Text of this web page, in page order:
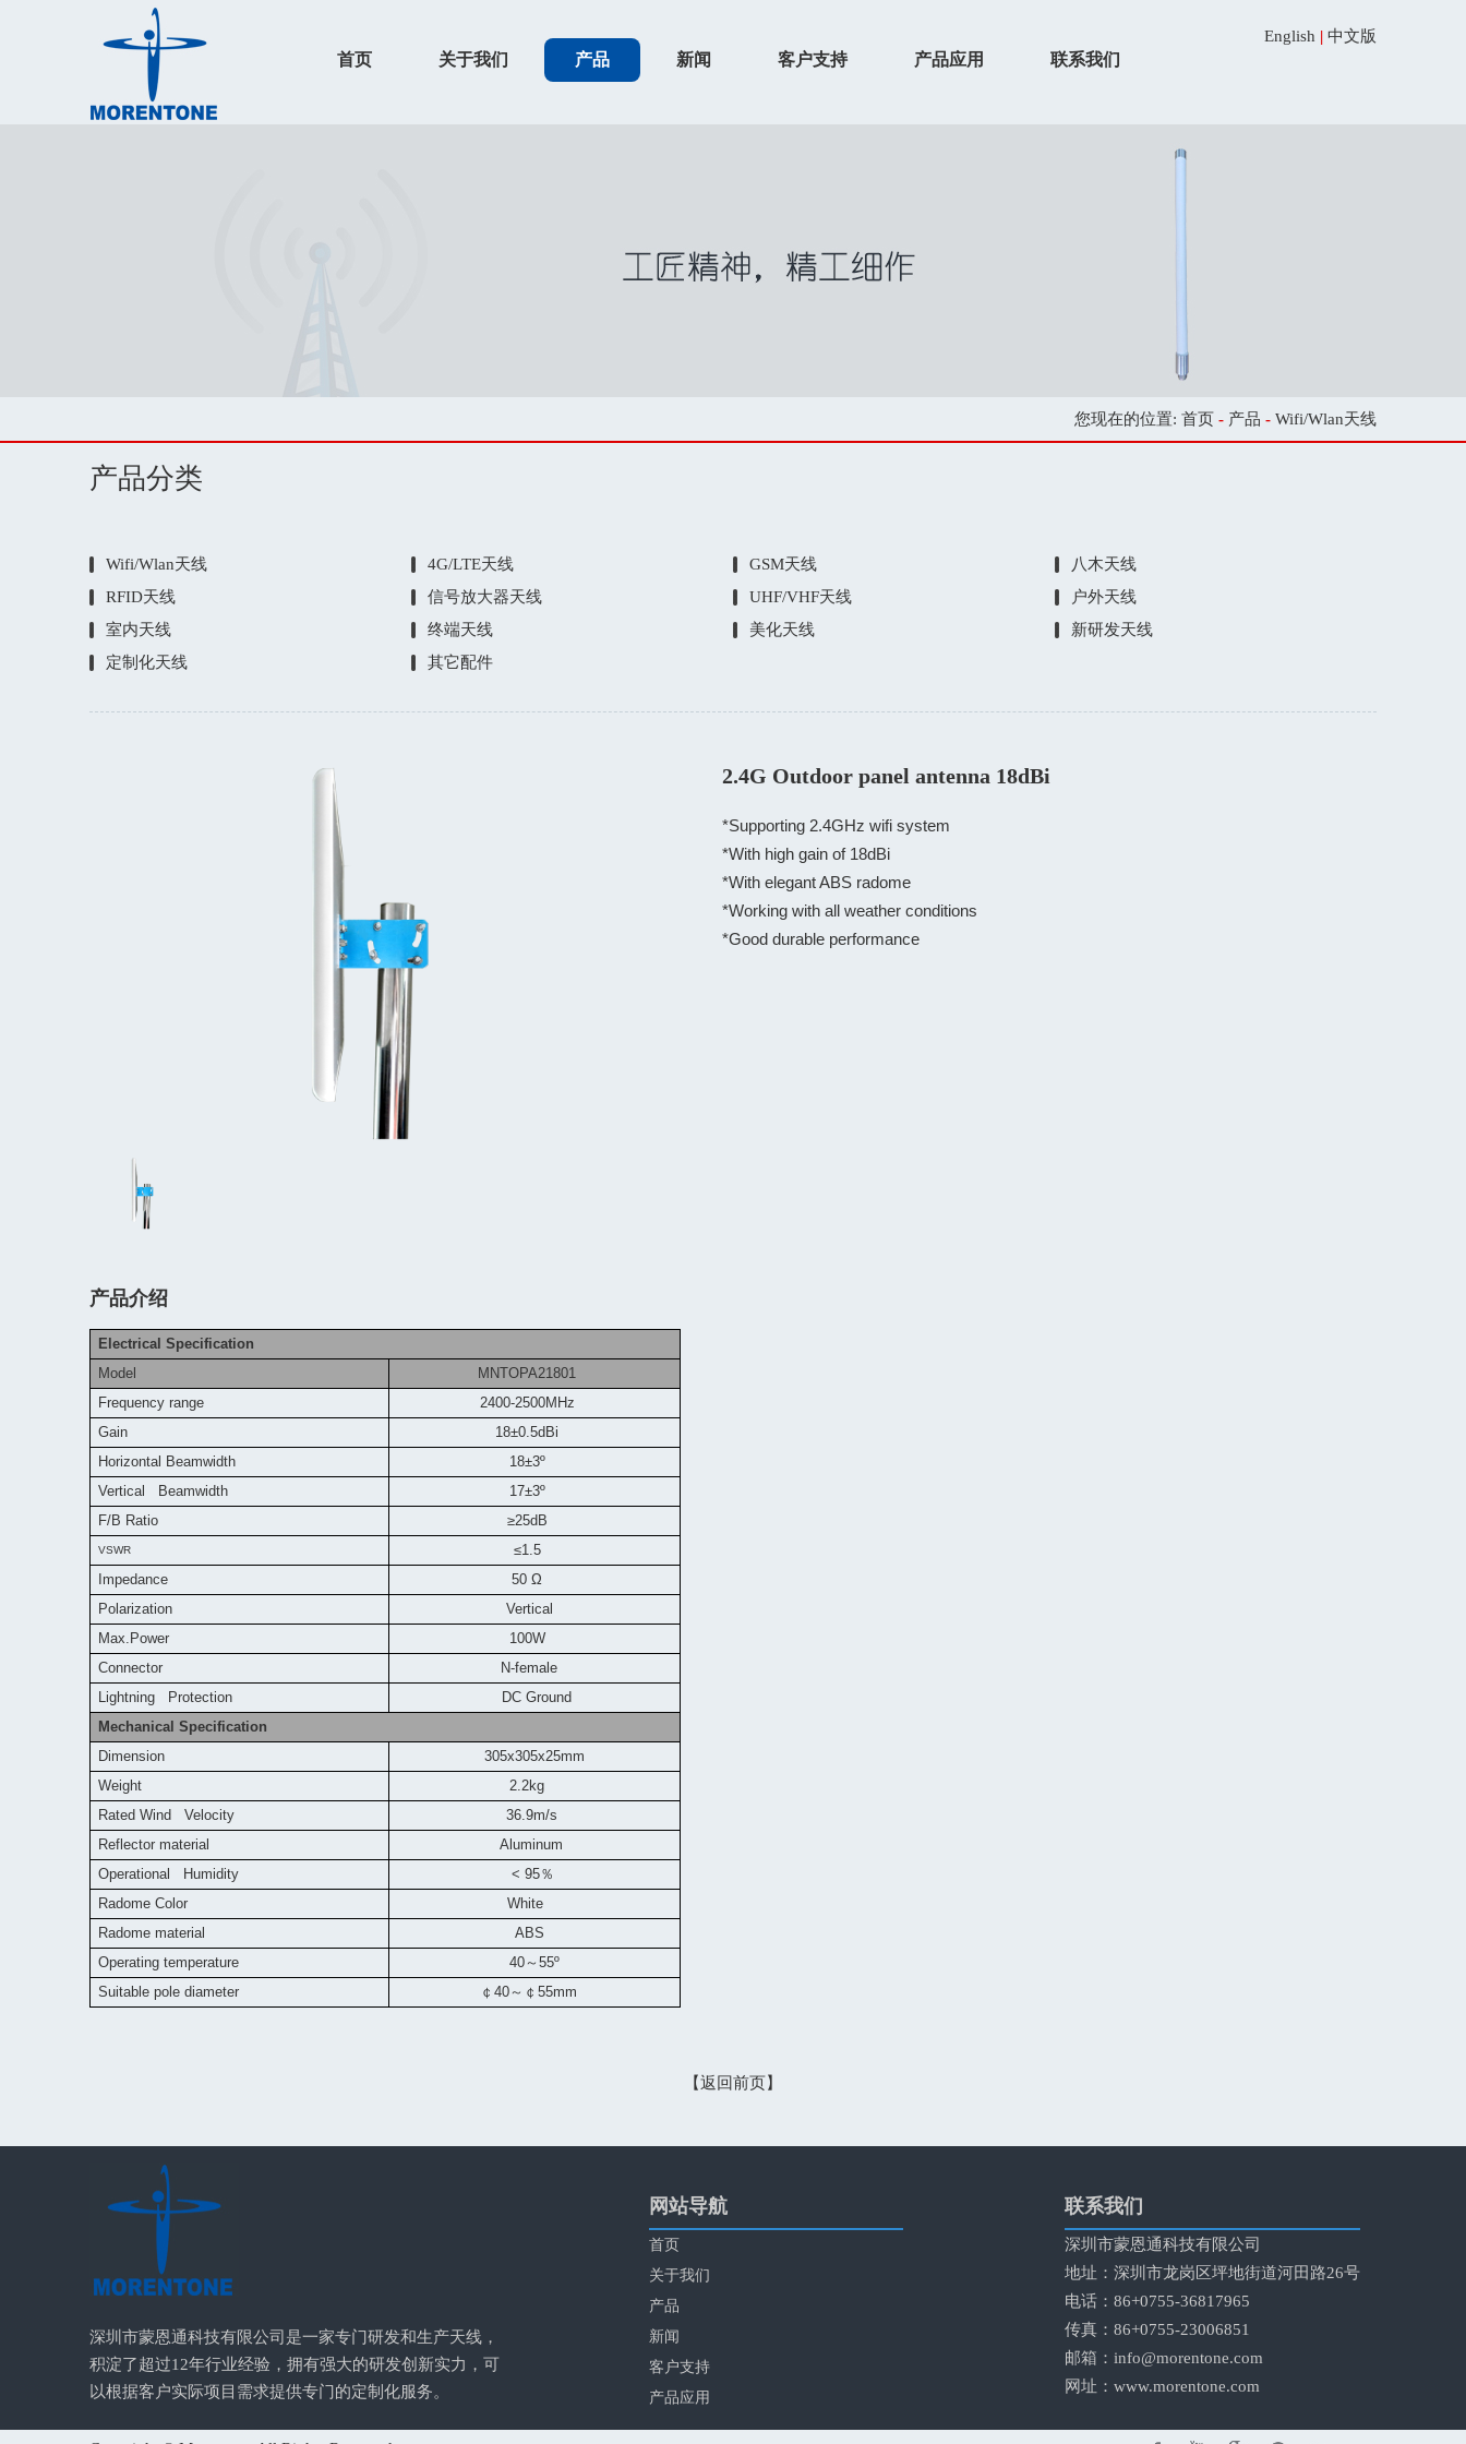
首页 关于我们 产品 新闻 客户支持 产品应用 联系我们
English | 中文版
您现在的位置: 首页 - 产品 - Wifi/Wlan天线
产品分类
Wifi/Wlan天线 4G/LTE天线 GSM天线
八木天线
RFID天线
信号放大器天线 UHF/VHF天线
户外天线
室内天线
终端天线 美化天线
新研发天线
定制化天线
其它配件
2.4G Outdoor panel antenna 18dBi
*Supporting 2.4GHz wifi system
*With high gain of 18dBi
*With elegant ABS radome
*Working with all weather conditions
*Good durable performance
产品介绍
Electrical Specification
Model
MNTOPA21801
Frequency range
2400-2500MHz
Gain
18±0.5dBi
Horizontal Beamwidth
18±3º
Vertical Beamwidth
17±3º
F/B Ratio
≥25dB
VSWR
≤1.5
Impedance
50 Ω
Polarization
Vertical
Max.Power
100W
Connector
N-female
Lightning Protection
DC Ground
Mechanical Specification
Dimension
305x305x25mm
Weight
2.2kg
Rated Wind Velocity
36.9m/s
Reflector material
Aluminum
Operational Humidity
< 95％
Radome Color
White
Radome material
ABS
Operating temperature
40～ 55º
Suitable pole diameter
￠ 40～￠ 55mm
【返回前页】
深圳市蒙恩通科技有限公司是一家专门研发和生产天线，
积淀了超过12年行业经验，拥有强大的研发创新实力，可
以根据客户实际项目需求提供专门的定制化服务。
网站导航
首页
关于我们
产品
新闻
客户支持
产品应用
联系我们
深圳市蒙恩通科技有限公司
地址：深圳市龙岗区坪地街道河田路26号
电话：86+0755-36817965
传真：86+0755-23006851
邮箱： info@morentone.com
网址： www.morentone.com